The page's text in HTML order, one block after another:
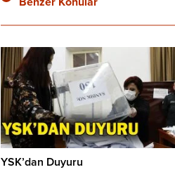
YSK’dan Duyuru